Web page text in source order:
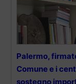
Palermo,
Comune e i
sostegno